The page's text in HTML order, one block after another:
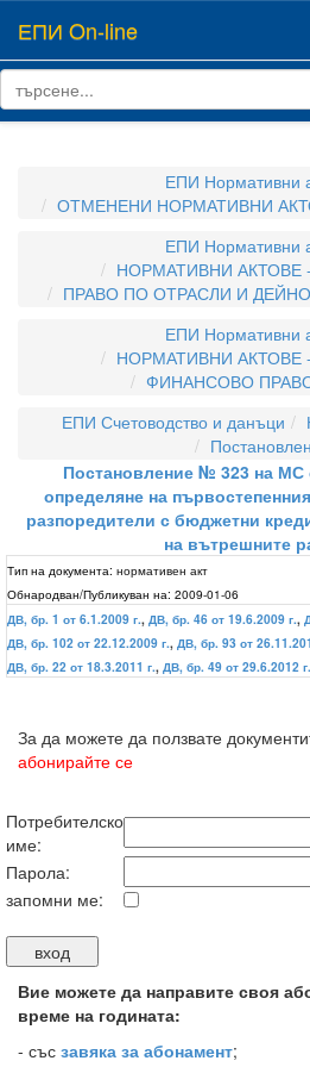
ЕПИ On-line
ЕПИ Нормативни
ОТМЕНЕНИ НОРМАТИВНИ
ЕПИ Нормативни
НОРМАТИВНИ АКТОВЕ
ПРАВО ПО ОТРАСЛИ И
ЕПИ Нормативни
НОРМАТИВНИ АКТОВЕ
ФИНАНСОВО
ЕПИ Счетоводство и данъци
Постановление № 323 на МС
определяне на
разпоредители с бюджетни
на вътрешните
Тип на документа: нормативен акт
Обнародван/Публикуван на: 2009-01-06
ДВ, бр. 1 от 6.1.2009 г., ДВ, бр. 46 от 19.6.2009 г.,
ДВ, бр. 102 от 22.12.2009 г., ДВ, бр. 93 от
ДВ, бр. 22 от 18.3.2011 г., ДВ, бр. 49 от 29.6.2012 г.
За да можете да ползвате
абонирайте се
Потребителско
име:
Парола:
запомни ме:
Вие можете да направите своя
време на годината:
- със завяка за абонамент;